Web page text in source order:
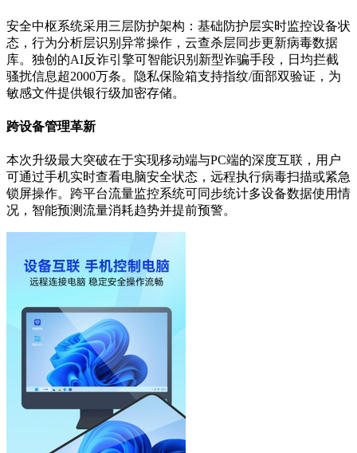
安全中枢系统采用三层防护架构：基础防护层实时监控设备状
态，行为分析层识别异常操作，云查杀层同步更新病毒数据
库。独创的AI反诈引擎可智能识别新型诈骗手段，日均拦截
骚扰信息超2000万条。隐私保险箱支持指纹/面部双验证，为
敏感文件提供银行级加密存储。
跨设备管理革新
本次升级最大突破在于实现移动端与PC端的深度互联，用户
可通过手机实时查看电脑安全状态，远程执行病毒扫描或紧急
锁屏操作。跨平台流量监控系统可同步统计多设备数据使用情
况，智能预测流量消耗趋势并提前预警。